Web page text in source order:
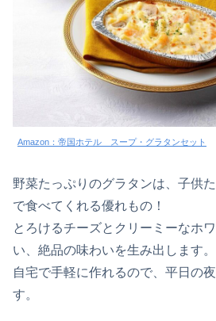
Amazon：帝国ホテル スープ・グラタンセット
野菜たっぷりのグラタンは、子供
で食べてくれる優れもの！
とろけるチーズとクリーミーなホ
い、絶品の味わいを生み出します。
自宅で手軽に作れるので、平日の
す。